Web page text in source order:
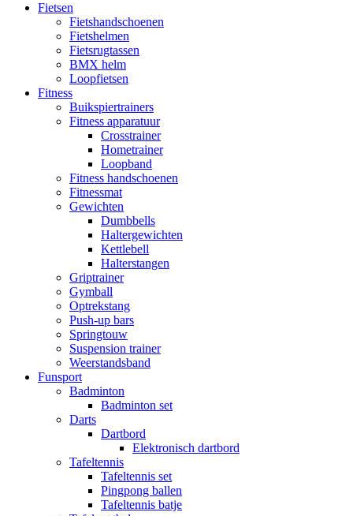
Fietsen
Fietshandschoenen
Fietshelmen
Fietsrugtassen
BMX helm
Loopfietsen
Fitness
Buikspiertrainers
Fitness apparatuur
Crosstrainer
Hometrainer
Loopband
Fitness handschoenen
Fitnessmat
Gewichten
Dumbbells
Haltergewichten
Kettlebell
Halterstangen
Griptrainer
Gymball
Optrekstang
Push-up bars
Springtouw
Suspension trainer
Weerstandsband
Funsport
Badminton
Badminton set
Darts
Dartbord
Elektronisch dartbord
Tafeltennis
Tafeltennis set
Pingpong ballen
Tafeltennis batje